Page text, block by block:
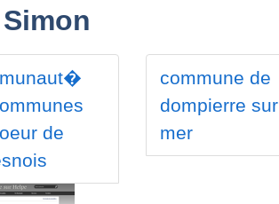
de
commune de
dompierre sur
mer